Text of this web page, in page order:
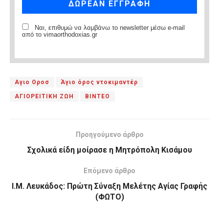
Ναι, επιθυμώ να λαμβάνω το newsletter μέσω e-mail
από το vimaorthodoxias.gr
Αγιο Οροσ Άγιο όρος ντοκιμαντέρ
ΑΓΙΟΡΕΙΤΙΚΗ ΖΩΗ ΒΙΝΤΕΟ
Προηγούμενο άρθρο
Σχολικά είδη μοίρασε η Μητρόπολη Κισάμου
Επόμενο άρθρο
Ι.Μ. Λευκάδος: Πρώτη Σύναξη Μελέτης Αγίας Γραφής
(ΦΩΤΟ)